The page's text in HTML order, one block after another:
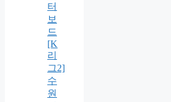
터
보
드
[K
리
그2]
수
원